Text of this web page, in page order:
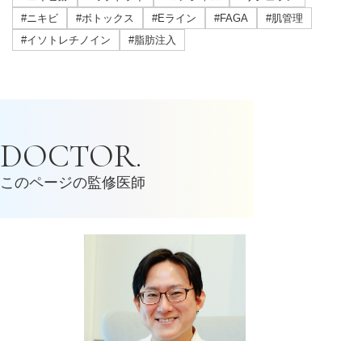
#ニキビ
#ボトックス #Eライン #FAGA
#肌管理
#イソトレチノイン
#脂肪注入
DOCTOR.
このページの監修医師